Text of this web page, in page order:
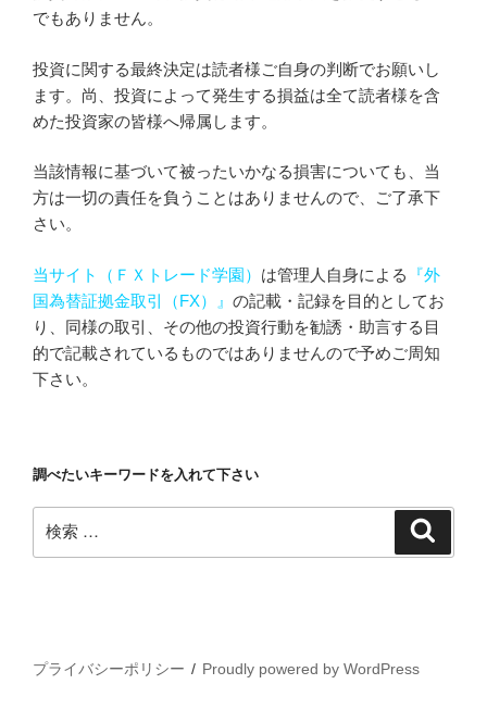
でもありません。
投資に関する最終決定は読者様ご自身の判断でお願いし
ます。尚、投資によって発生する損益は全て読者様を含
めた投資家の皆様へ帰属します。
当該情報に基づいて被ったいかなる損害についても、当
方は一切の責任を負うことはありませんので、ご了承下
さい。
当サイト（ＦＸトレード学園） は管理人自身による
『外
国為替証拠金取引（FX）』 の記載・記録を目的としてお
り、同様の取引、その他の投資行動を勧誘・助言する目
的で記載されているものではありませんので予めご周知
下さい。
調べたいキーワードを入れて下さい
検
索:
プライバシーポリシー Proudly powered by WordPress